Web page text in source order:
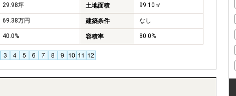
29.98坪 土地面積 99.10㎡
69.38万円 建築条件 なし
40.0% 容積率 80.0%